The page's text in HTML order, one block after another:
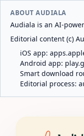
ABOUT AUDIALA
Audiala is an AI-
Editorial content (c)
iOS app:
Android app:
Smart download
Editorial process: